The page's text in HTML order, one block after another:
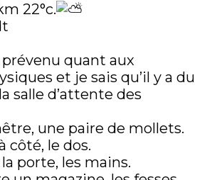
22°c.
prévenu quant aux
et je sais qu’il y a du
salle d’attente des
une paire de mollets.
côté, le dos.
porte, les mains.